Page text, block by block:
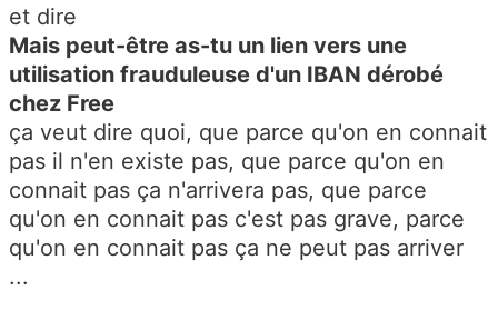
et dire
Mais peut-être as-tu un lien vers une
utilisation frauduleuse d'un IBAN dérobé
chez Free
ça veut dire quoi, que parce qu'on en connait
pas il n'en existe pas, que parce qu'on en
connait pas ça n'arrivera pas, que parce
qu'on en connait pas c'est pas grave, parce
qu'on en connait pas ça ne peut pas arriver
...